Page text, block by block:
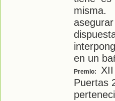
en un
Premio:
Puertas